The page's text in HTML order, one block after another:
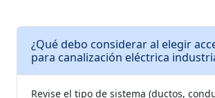
¿Qué debo considerar al elegir
para canalización eléctrica
Revise el tipo de sistema (ductos,